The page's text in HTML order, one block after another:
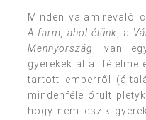
Minden valamirevaló
A farm, ahol élünk, a
Mennyország, van
gyerekek által
tartott emberről
mindenféle őrült
hogy nem eszik